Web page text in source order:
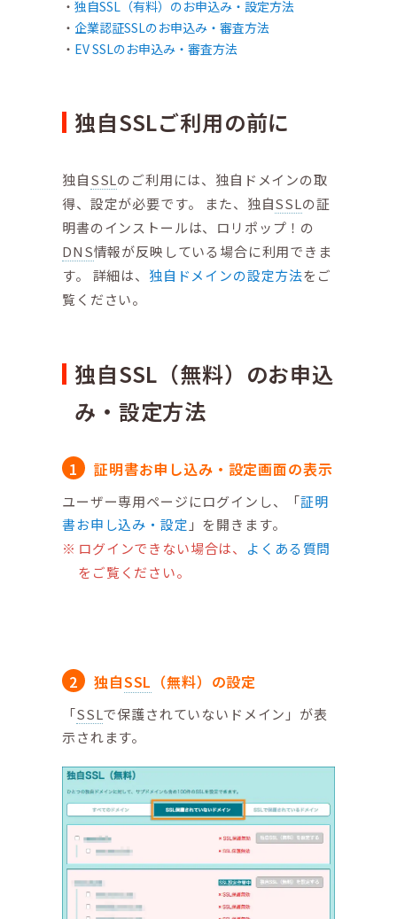
独自SSL（有料）のお申込み・設定方法
企業認証SSLのお申込み・審査方法
EV SSLのお申込み・審査方法
独自SSLご利用の前に
独自SSLのご利用には、独自ドメインの取
得、設定が必要です。 また、独自SSLの証
明書のインストールは、ロリポップ！の
DNS情報が反映している場合に利用できま
す。 詳細は、 独自ドメインの設定方法をご
覧ください。
独自SSL（無料）のお申込
み・設定方法
証明書お申し込み・設定画面の表示
ユーザー専用ページにログインし、「証明
書お申し込み・設定 」を開きます。
ログインできない場合は、 よくある質問
をご覧ください。
独自SSL （無料）の設定
「SSLで保護されていないドメイン」が表
示されます。